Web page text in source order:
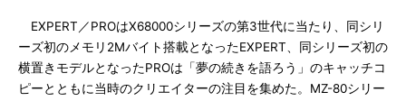
EXPERT／PROはX68000シリーズの第3世代に当たり、同シリ
ーズ初のメモリ2Mバイト搭載となったEXPERT、同シリーズ初の
横置きモデルとなったPROは「夢の続きを語ろう」のキャッチコ
ピーとともに当時のクリエイターの注目を集めた。MZ-80シリー